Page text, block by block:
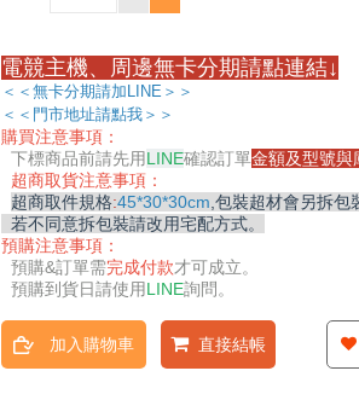
電競主機、周邊無卡分期請點連結↓
＜＜無卡分期請加LINE＞＞
＜＜門市地址請點我＞＞
購買注意事項：
下標商品前請先用LINE確認訂單金額及型號與
超商取貨注意事項：
超商取件規格:45*30*30cm ,包裝超材會另拆包
若不同意拆包裝請改用宅配方式。
預購注意事項：
預購&訂單需完成付款才可成立。
預購到貨日請使用LINE詢問。
加入購物車 直接結帳